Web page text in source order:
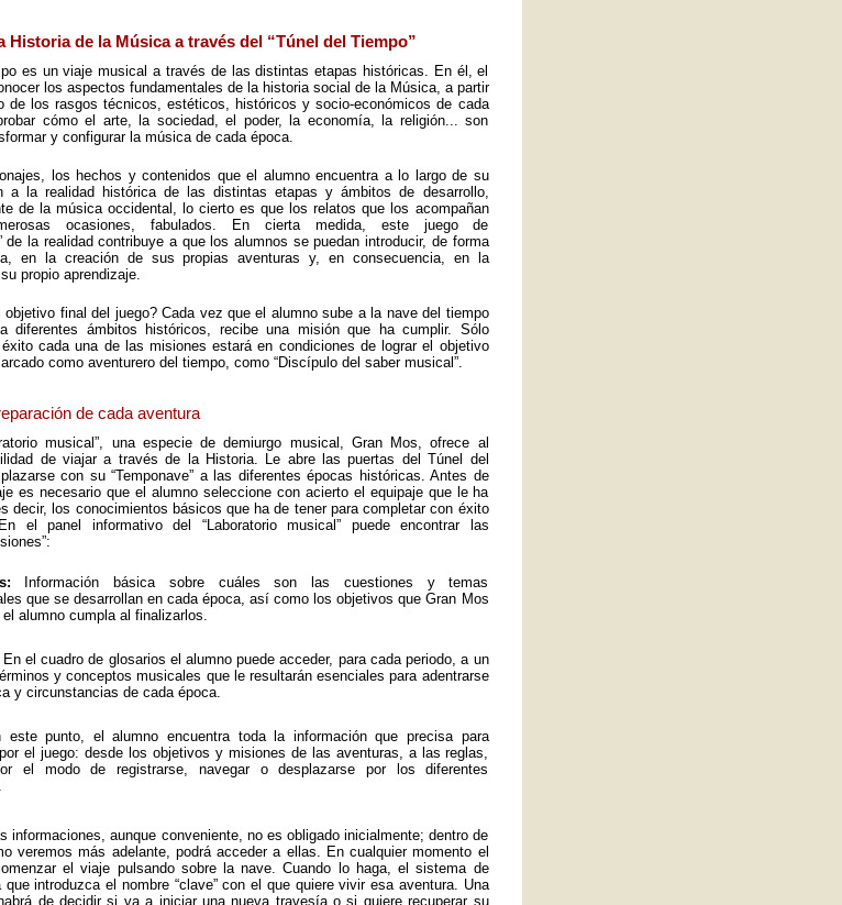
Historia de la Música a través del “Túnel del Tiempo”
es un viaje musical a través de las distintas etapas históricas. En él, el
los aspectos fundamentales de la historia social de la Música, a partir
de los rasgos técnicos, estéticos, históricos y socio-económicos de cada
cómo el arte, la sociedad, el poder, la economía, la religión... son
y configurar la música de cada época.
los hechos y contenidos que el alumno encuentra a lo largo de su
a la realidad histórica de las distintas etapas y ámbitos de desarrollo,
de la música occidental, lo cierto es que los relatos que los acompañan
ocasiones, fabulados. En cierta medida, este juego de
de la realidad contribuye a que los alumnos se puedan introducir, de forma
en la creación de sus propias aventuras y, en consecuencia, en la
propio aprendizaje.
final del juego? Cada vez que el alumno sube a la nave del tiempo
diferentes ámbitos históricos, recibe una misión que ha cumplir. Sólo
cada una de las misiones estará en condiciones de lograr el objetivo
como aventurero del tiempo, como “Discípulo del saber musical”.
de cada aventura
musical”, una especie de demiurgo musical, Gran Mos, ofrece al
de viajar a través de la Historia. Le abre las puertas del Túnel del
con su “Temponave” a las diferentes épocas históricas. Antes de
es necesario que el alumno seleccione con acierto el equipaje que le ha
decir, los conocimientos básicos que ha de tener para completar con éxito
el panel informativo del “Laboratorio musical” puede encontrar las
Información básica sobre cuáles son las cuestiones y temas
que se desarrollan en cada época, así como los objetivos que Gran Mos
alumno cumpla al finalizarlos.
En el cuadro de glosarios el alumno puede acceder, para cada periodo, a un
y conceptos musicales que le resultarán esenciales para adentrarse
y circunstancias de cada época.
este punto, el alumno encuentra toda la información que precisa para
el juego: desde los objetivos y misiones de las aventuras, a las reglas,
el modo de registrarse, navegar o desplazarse por los diferentes
informaciones, aunque conveniente, no es obligado inicialmente; dentro de
veremos más adelante, podrá acceder a ellas. En cualquier momento el
el viaje pulsando sobre la nave. Cuando lo haga, el sistema de
introduzca el nombre “clave” con el que quiere vivir esa aventura. Una
de decidir si va a iniciar una nueva travesía o si quiere recuperar su